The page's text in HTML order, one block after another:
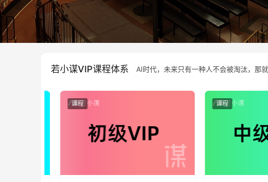
若小谋VIP课程体系 AI时代，未来只有一种人不会被淘汰，那
课程 课程